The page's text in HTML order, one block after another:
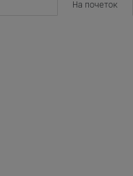
На почеток